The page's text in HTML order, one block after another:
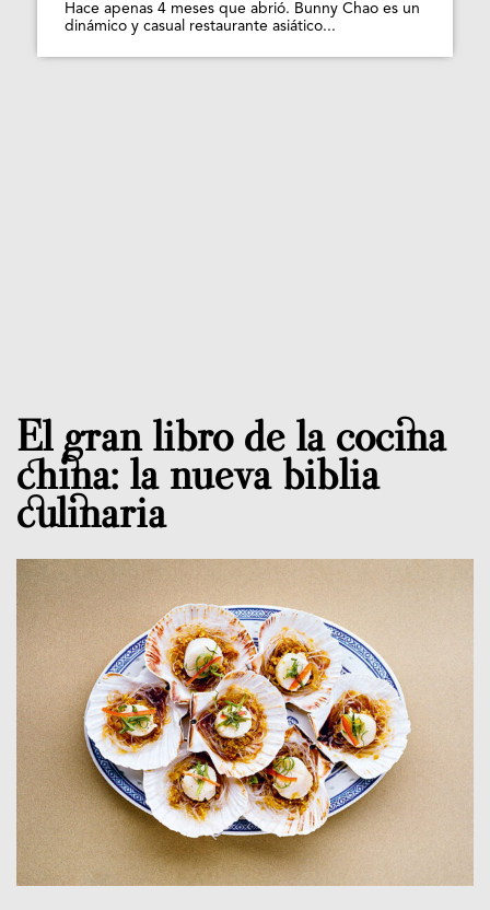
Hace apenas 4 meses que abrió. Bunny Chao es un
dinámico y casual restaurante asiático...
El gran libro de la cocina
china: la nueva biblia
culinaria